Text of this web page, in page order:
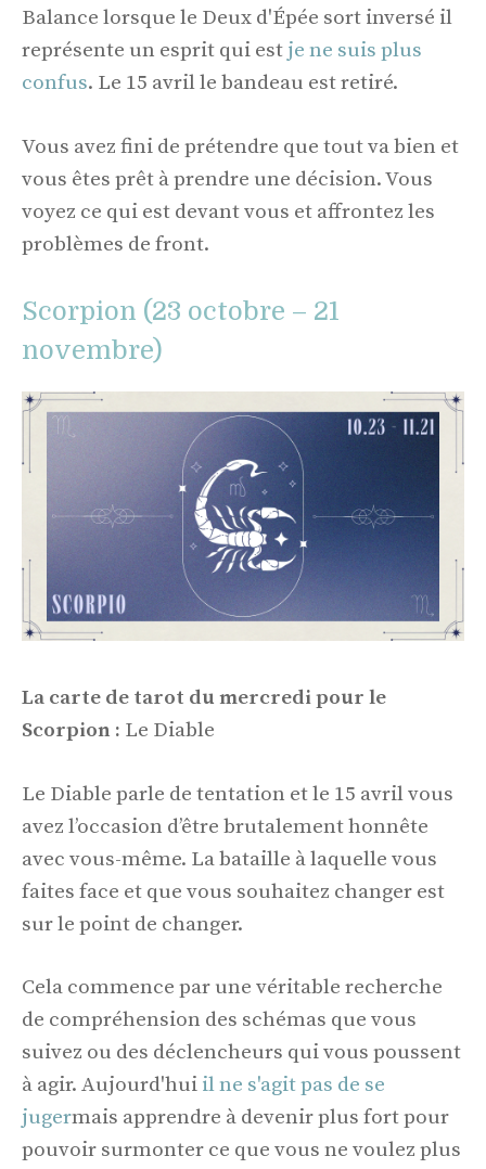
Balance lorsque le Deux d'Épée sort inversé il
représente un esprit qui est je ne suis plus
confus. Le 15 avril le bandeau est retiré.
Vous avez fini de prétendre que tout va bien et
vous êtes prêt à prendre une décision. Vous
voyez ce qui est devant vous et affrontez les
problèmes de front.
Scorpion (23 octobre – 21
novembre)
La carte de tarot du mercredi pour le
Scorpion : Le Diable
Le Diable parle de tentation et le 15 avril vous
avez l’occasion d’être brutalement honnête
avec vous-même. La bataille à laquelle vous
faites face et que vous souhaitez changer est
sur le point de changer.
Cela commence par une véritable recherche
de compréhension des schémas que vous
suivez ou des déclencheurs qui vous poussent
à agir. Aujourd'hui il ne s'agit pas de se
jugermais apprendre à devenir plus fort pour
pouvoir surmonter ce que vous ne voulez plus